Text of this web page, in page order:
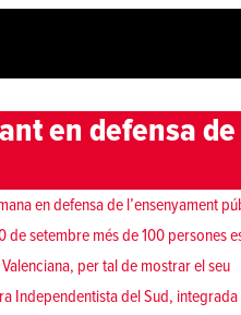
en defensa de
en defensa de l’ensenyament
setembre més de 100 persones
per tal de mostrar el seu
Independentista del Sud,